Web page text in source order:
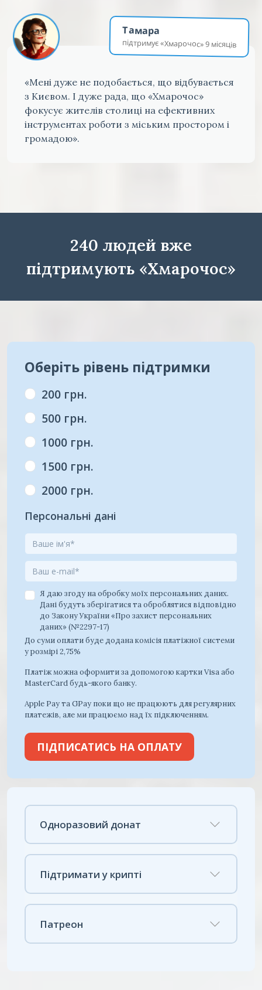
Тамара
підтримує «Хмарочос» 9 місяців
«Мені дуже не подобається, що відбувається
з Києвом. І дуже рада, що «Хмарочос»
фокусує жителів столиці на ефективних
інструментах роботи з міським простором і
громадою».
240 людей вже
підтримують «Хмарочос»
Оберіть рівень підтримки
200 грн.
500 грн.
1000 грн.
1500 грн.
2000 грн.
Персональні дані
Я даю згоду на обробку моїх персональних даних.
Дані будуть зберігатися та оброблятися відповідно
до Закону України «Про захист персональних
даних» (№2297-17)
До суми оплати буде додана комісія платіжної системи
у розмірі 2,75%
Платіж можна оформити за допомогою картки Visa або
MasterCard будь-якого банку.
Apple Pay та GPay поки що не працюють для регулярних
платежів, але ми працюємо над їх підключенням.
ПІДПИСАТИСЬ НА ОПЛАТУ
Одноразовий донат
Підтримати у крипті
Патреон